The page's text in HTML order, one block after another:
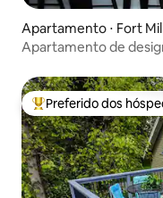
Apartamento ⋅ Fort
Apartamento de
Entre os melhores
Preferido dos